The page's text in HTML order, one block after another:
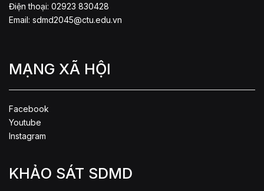
Điện thoại: 02923 830428
Email: sdmd2045@ctu.edu.vn
MẠNG XÃ HỘI
Facebook
Youtube
Instagram
KHẢO SÁT SDMD